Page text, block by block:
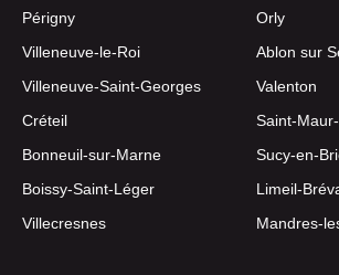
Périgny
Orly
Villeneuve-le-Roi
Ablon sur
Villeneuve-Saint-Georges
Valenton
Créteil
Saint-
Bonneuil-sur-Marne
Sucy-en-
Boissy-Saint-Léger
Limeil-
Villecresnes
Mandres-